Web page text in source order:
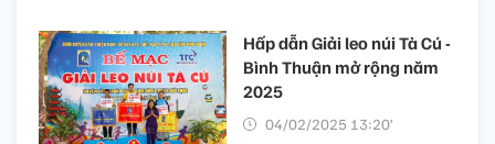
Hấp dẫn Giải leo núi Tà Cú -
Bình Thuận mở rộng năm
2025
04/02/2025 13:20’